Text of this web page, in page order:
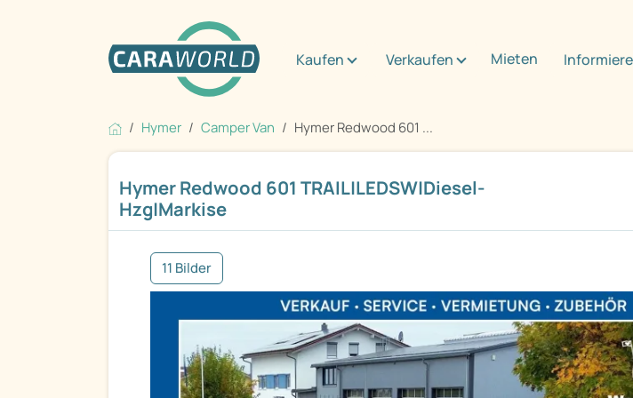
Kaufen Verkaufen Mieten
Hymer Camper Van Hymer Redwood 601 ...
Hymer Redwood 601 TRAIL|LEDSW|Diesel-
Hzg|Markise
11 Bilder